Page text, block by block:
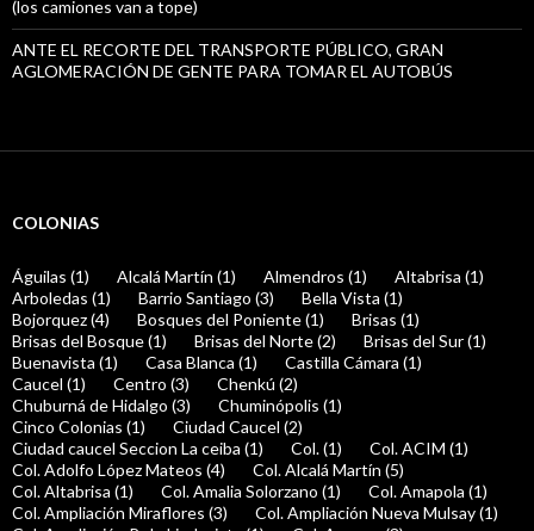
(los camiones van a tope)
ANTE EL RECORTE DEL TRANSPORTE PÚBLICO, GRAN
AGLOMERACIÓN DE GENTE PARA TOMAR EL AUTOBÚS
COLONIAS
Águilas (1) Alcalá Martín (1) Almendros (1)
Altabrisa (1)
Arboledas (1)
Barrio Santiago (3)
Bella Vista (1)
Bojorquez (4)
Bosques del Poniente (1)
Brisas (1)
Brisas del Bosque (1)
Brisas del Norte (2)
Brisas del Sur (1)
Buenavista (1)
Casa Blanca (1)
Castilla Cámara (1)
Caucel (1)
Centro (3)
Chenkú (2)
Chuburná de Hidalgo (3)
Chuminópolis (1)
Cinco Colonias (1)
Ciudad Caucel (2)
Ciudad caucel Seccion La ceiba (1)
Col. (1)
Col. ACIM (1)
Col. Adolfo López Mateos (4)
Col. Alcalá Martín (5)
Col. Altabrisa (1)
Col. Amalia Solorzano (1)
Col. Amapola (1)
Col. Ampliación Miraflores (3)
Col. Ampliación Nueva Mulsay (1)